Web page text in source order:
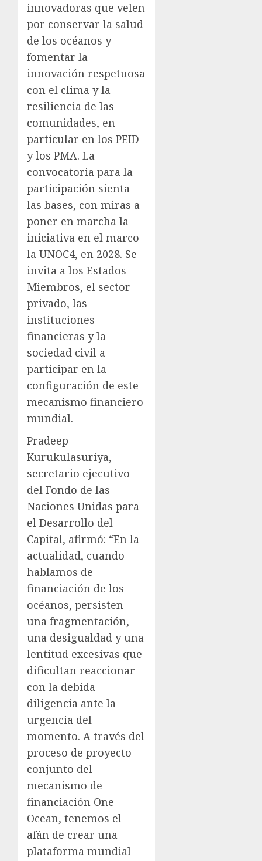
innovadoras que velen
por conservar la salud
de los océanos y
fomentar la
innovación respetuosa
con el clima y la
resiliencia de las
comunidades, en
particular en los PEID
y los PMA. La
convocatoria para la
participación sienta
las bases, con miras a
poner en marcha la
iniciativa en el marco
la UNOC4, en 2028. Se
invita a los Estados
Miembros, el sector
privado, las
instituciones
financieras y la
sociedad civil a
participar en la
configuración de este
mecanismo financiero
mundial.
Pradeep
Kurukulasuriya,
secretario ejecutivo
del Fondo de las
Naciones Unidas para
el Desarrollo del
Capital, afirmó: “En la
actualidad, cuando
hablamos de
financiación de los
océanos, persisten
una fragmentación,
una desigualdad y una
lentitud excesivas que
dificultan reaccionar
con la debida
diligencia ante la
urgencia del
momento. A través del
proceso de proyecto
conjunto del
mecanismo de
financiación One
Ocean, tenemos el
afán de crear una
plataforma mundial